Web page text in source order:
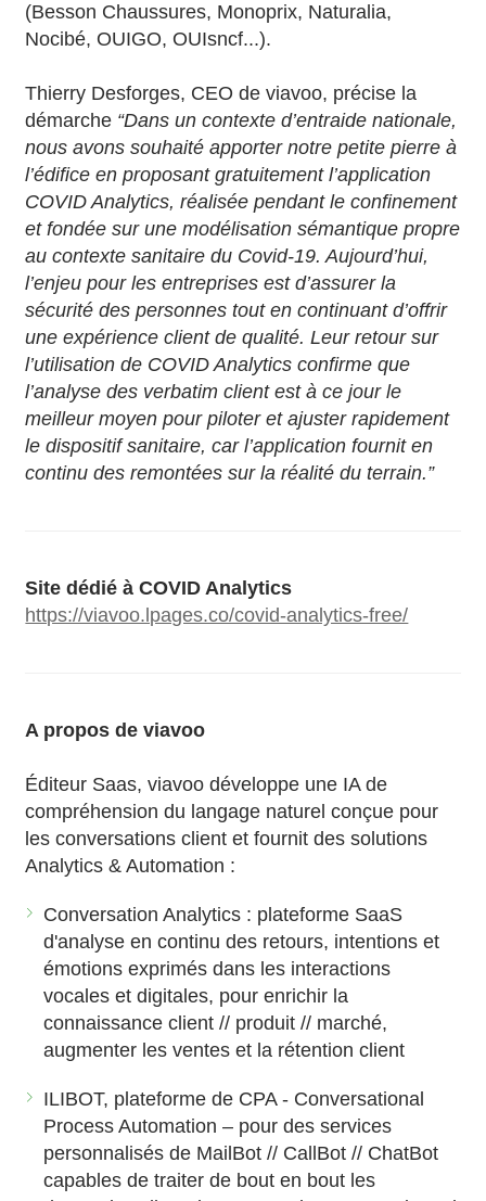
(Besson Chaussures, Monoprix, Naturalia,
Nocibé, OUIGO, OUIsncf...).
Thierry Desforges, CEO de viavoo, précise la
démarche “Dans un contexte d’entraide nationale,
nous avons souhaité apporter notre petite pierre à
l’édifice en proposant gratuitement l’application
COVID Analytics, réalisée pendant le confinement
et fondée sur une modélisation sémantique propre
au contexte sanitaire du Covid-19. Aujourd’hui,
l’enjeu pour les entreprises est d’assurer la
sécurité des personnes tout en continuant d’offrir
une expérience client de qualité. Leur retour sur
l’utilisation de COVID Analytics confirme que
l’analyse des verbatim client est à ce jour le
meilleur moyen pour piloter et ajuster rapidement
le dispositif sanitaire, car l’application fournit en
continu des remontées sur la réalité du terrain.”
Site dédié à COVID Analytics
https://viavoo.lpages.co/covid-analytics-free/
A propos de viavoo
Éditeur Saas, viavoo développe une IA de
compréhension du langage naturel conçue pour
les conversations client et fournit des solutions
Analytics & Automation :
Conversation Analytics : plateforme SaaS
d'analyse en continu des retours, intentions et
émotions exprimés dans les interactions
vocales et digitales, pour enrichir la
connaissance client // produit // marché,
augmenter les ventes et la rétention client
ILIBOT, plateforme de CPA - Conversational
Process Automation – pour des services
personnalisés de MailBot // CallBot // ChatBot
capables de traiter de bout en bout les